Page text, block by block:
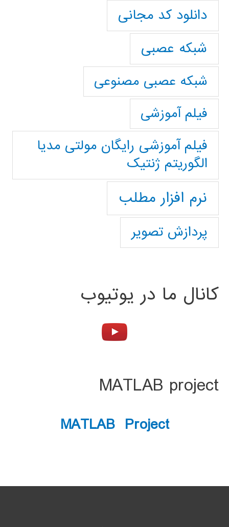
دانلود کد مجانی
شبکه عصبی
شبکه عصبی مصنوعی
فیلم آموزشی
فیلم آموزشی رایگان مولتی مدیا
الگوریتم ژنتیک
نرم افزار مطلب
پردازش تصویر
کانال ما در یوتیوب
MATLAB project
MATLAB Project